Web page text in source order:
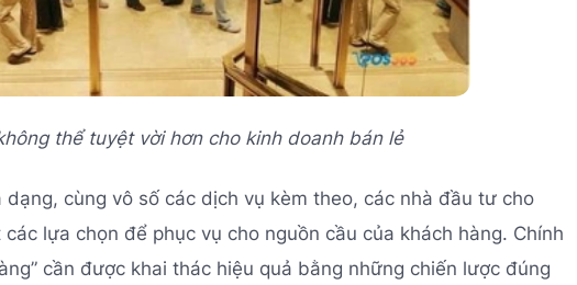
thể tuyệt vời hơn cho kinh doanh bán lẻ
cùng vô số các dịch vụ kèm theo, các nhà đầu tư cho
lựa chọn để phục vụ cho nguồn cầu của khách hàng. Chính
cần được khai thác hiệu quả bằng những chiến lược đúng